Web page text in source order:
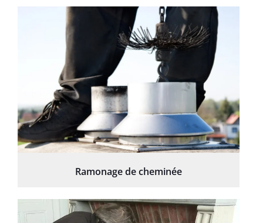
Ramonage de cheminée